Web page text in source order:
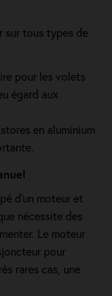
sur tous types de
pour les volets
égard aux
en aluminium
d’un moteur et
nécessite des
Le moteur
pour
rares cas, une